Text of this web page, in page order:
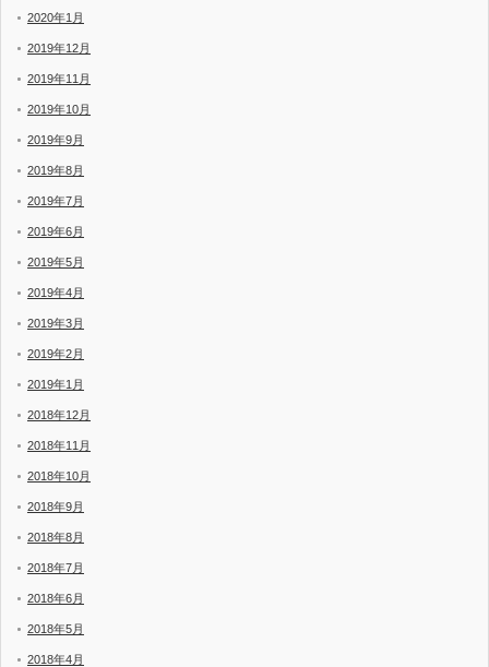
2020年1月
2019年12月
2019年11月
2019年10月
2019年9月
2019年8月
2019年7月
2019年6月
2019年5月
2019年4月
2019年3月
2019年2月
2019年1月
2018年12月
2018年11月
2018年10月
2018年9月
2018年8月
2018年7月
2018年6月
2018年5月
2018年4月